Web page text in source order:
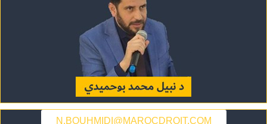
N.BOUHMIDI@MAROCDROIT.COM